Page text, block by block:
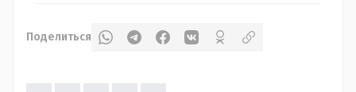
Поделиться